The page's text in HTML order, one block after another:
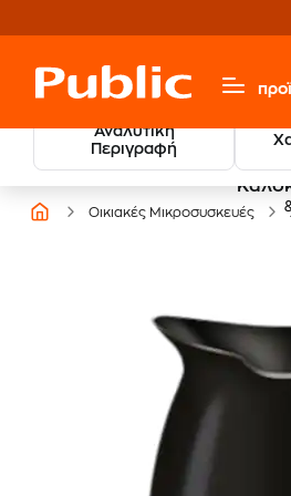
Αναλυτική
Περιγραφή
Οικιακές Μικροσυσκευές